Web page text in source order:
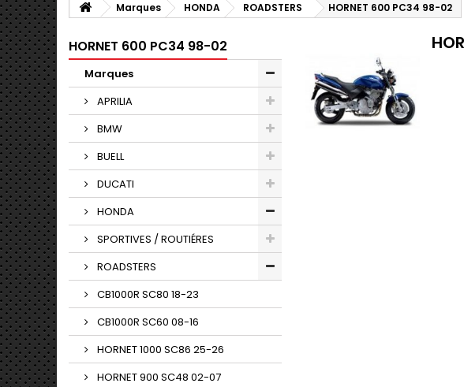
Marques HONDA ROADSTERS HORNET 600 PC34 98-02
HORNET 600 PC34 98-02
Marques
APRILIA
BMW
BUELL
DUCATI
HONDA
SPORTIVES / ROUTIÉRES
ROADSTERS
CB1000R SC80 18-23
CB1000R SC60 08-16
HORNET 1000 SC86 25-26
HORNET 900 SC48 02-07